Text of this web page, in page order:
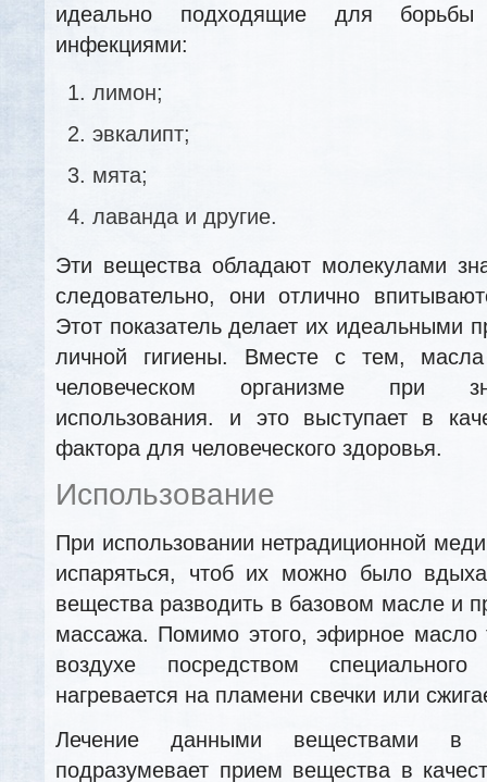
идеально подходящие для борьбы
инфекциями:
лимон;
эвкалипт;
мята;
лаванда и другие.
Эти вещества обладают молекулами
следовательно, они отлично
Этот показатель делает их идеальными
личной гигиены. Вместе с тем,
человеческом организме при
использования. и это выступает в
фактора для человеческого здоровья.
Использование
При использовании нетрадиционной
испаряться, чтоб их можно было
вещества разводить в базовом масле и
массажа. Помимо этого, эфирное масло
воздухе посредством
нагревается на пламени свечки или
Лечение данными веществами в
подразумевает прием вещества в